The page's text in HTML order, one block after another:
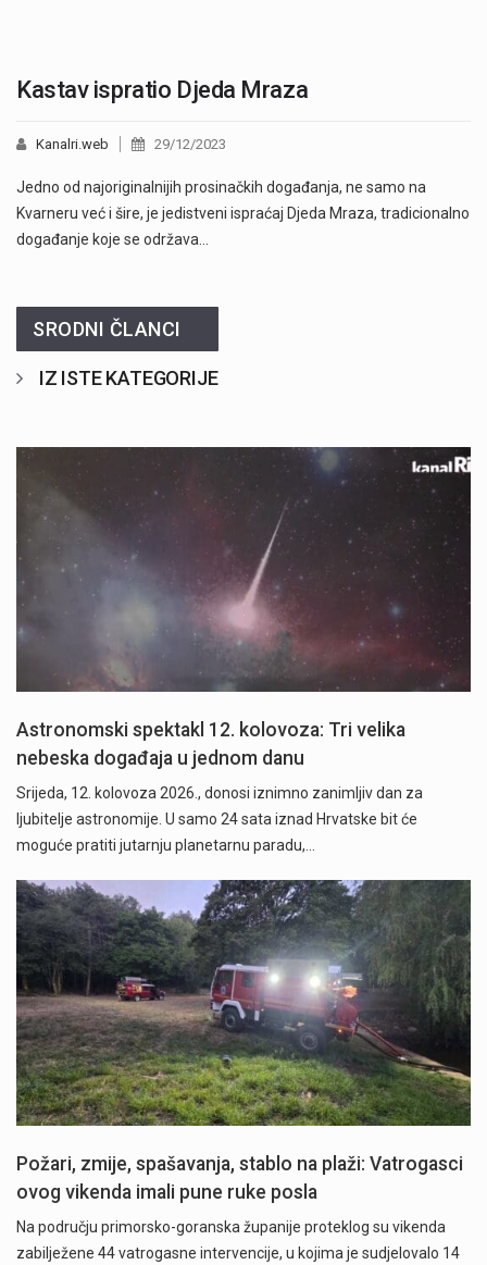
Kastav ispratio Djeda Mraza
Kanalri.web 29/12/2023
Jedno od najoriginalnijih prosinačkih događanja, ne samo na
Kvarneru već i šire, je jedistveni ispraćaj Djeda Mraza, tradicionalno
događanje koje se održava…
SRODNI ČLANCI
IZ ISTE KATEGORIJE
Astronomski spektakl 12. kolovoza: Tri velika
nebeska događaja u jednom danu
Srijeda, 12. kolovoza 2026., donosi iznimno zanimljiv dan za
ljubitelje astronomije. U samo 24 sata iznad Hrvatske bit će
moguće pratiti jutarnju planetarnu paradu,…
Požari, zmije, spašavanja, stablo na plaži: Vatrogasci
ovog vikenda imali pune ruke posla
Na području primorsko-goranska županije proteklog su vikenda
zabilježene 44 vatrogasne intervencije, u kojima je sudjelovalo 14